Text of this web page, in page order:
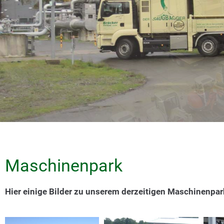
Maschinenpark
Hier einige Bilder zu unserem derzeitigen